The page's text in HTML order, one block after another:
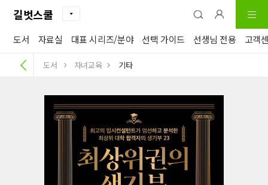
길벗스쿨
도서 자료실 대표 시리즈/분야 선택 가이드 선생님 전용 고객
도서 자녀교육 기타